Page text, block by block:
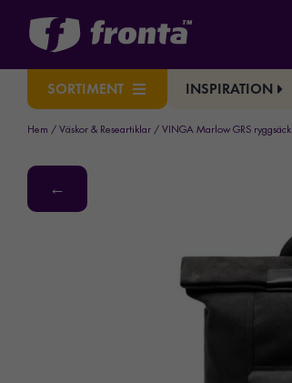
SORTIMENT INSPIRATION
Hem / Väskor & Researtiklar / VINGA Marlow GRS ryggsäck
←